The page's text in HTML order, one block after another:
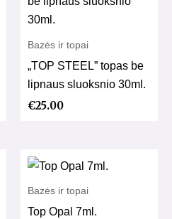
Bazės ir topai
„TOP STEEL” topas be
lipnaus sluoksnio 30ml.
€25.00
Bazės ir topai
Top Opal 7ml.